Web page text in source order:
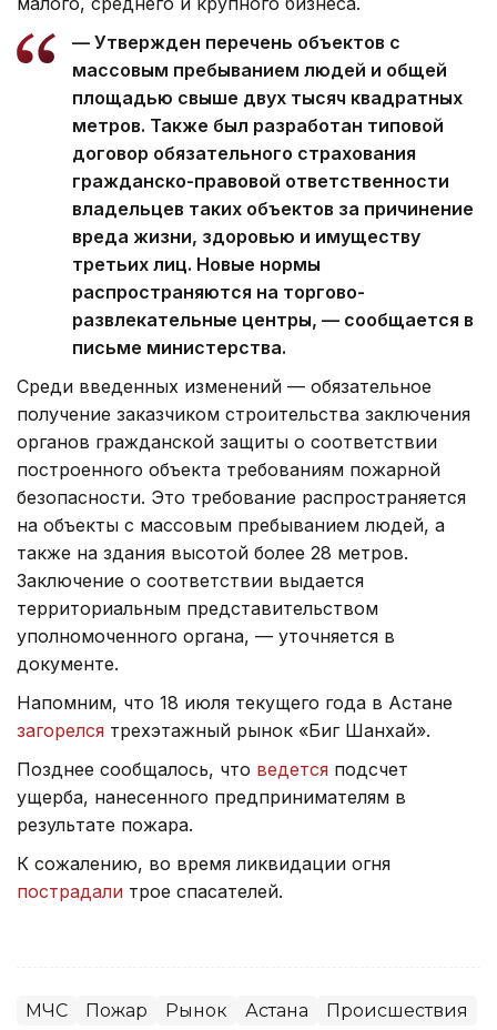
— Утвержден перечень объектов с
массовым пребыванием людей и общей
площадью свыше двух тысяч квадратных
метров. Также был разработан типовой
договор обязательного страхования
гражданско-правовой ответственности
владельцев таких объектов за причинение
вреда жизни, здоровью и имуществу
третьих лиц. Новые нормы
распространяются на торгово-
развлекательные центры, — сообщается в
письме министерства.
Среди введенных изменений — обязательное
получение заказчиком строительства заключения
органов гражданской защиты о соответствии
построенного объекта требованиям пожарной
безопасности. Это требование распространяется
на объекты с массовым пребыванием людей, а
также на здания высотой более 28 метров.
Заключение о соответствии выдается
территориальным представительством
уполномоченного органа, — уточняется в
документе.
Напомним, что 18 июля текущего года в Астане
загорелся трехэтажный рынок «Биг Шанхай».
Позднее сообщалось, что ведется подсчет
ущерба, нанесенного предпринимателям в
результате пожара.
К сожалению, во время ликвидации огня
пострадали трое спасателей.
МЧС Пожар Рынок Астана Происшествия